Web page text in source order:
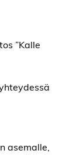
”Kalle
asemalle,